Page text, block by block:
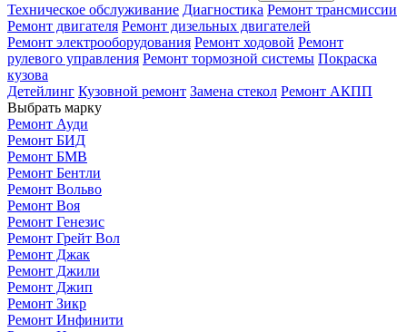
Техническое обслуживание Диагностика Ремонт трансмиссии
Ремонт двигателя Ремонт дизельных двигателей
Ремонт электрооборудования Ремонт ходовой Ремонт
рулевого управления Ремонт тормозной системы Покраска
кузова
Детейлинг Кузовной ремонт Замена стекол Ремонт АКПП
Выбрать марку
Ремонт Ауди
Ремонт БИД
Ремонт БМВ
Ремонт Бентли
Ремонт Вольво
Ремонт Воя
Ремонт Генезис
Ремонт Грейт Вол
Ремонт Джак
Ремонт Джили
Ремонт Джип
Ремонт Зикр
Ремонт Инфинити